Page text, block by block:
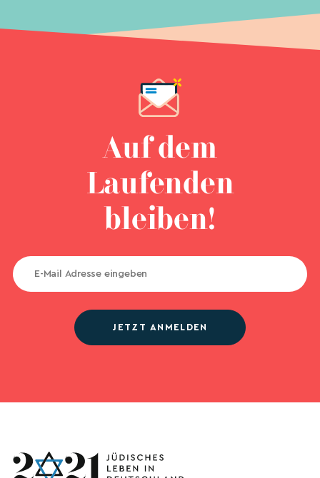
Auf dem
Laufenden
bleiben!
JETZT ANMELDEN